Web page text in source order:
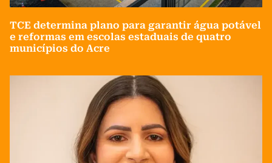
TCE determina plano para garantir água potável
e reformas em escolas estaduais de quatro
municípios do Acre